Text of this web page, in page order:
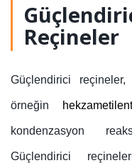
Reçineler
Güçlendirici reçineler,
örneğin
kondenzasyon
Güçlendirici